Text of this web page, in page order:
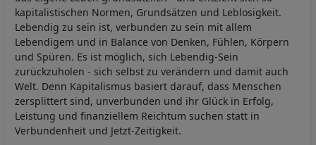
kapitalistischen Normen, Grundsätzen und Leblosigkeit.
Lebendig zu sein ist, verbunden zu sein mit allem
Lebendigem und in Balance von Denken, Fühlen, Körpern
und Spüren. Es ist möglich, sich Lebendig-Sein
zurückzuholen - sich selbst zu verändern und damit auch
Welt. Denn Kapitalismus basiert darauf, dass Menschen
zersplittert sind, unverbunden und ihr Glück in Erfolg,
Leistung und finanziellem Reichtum suchen statt in
Verbundenheit und Jetzt-Zeitigkeit.